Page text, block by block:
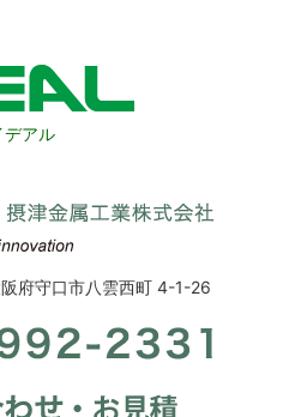
デアル
守口市八雲西町 4-1-26